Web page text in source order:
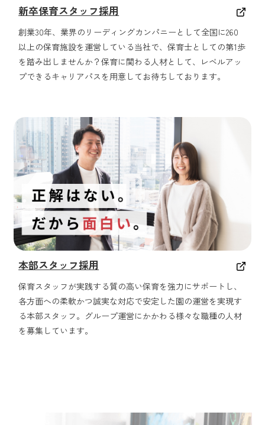
新卒保育スタッフ採用
創業30年、業界のリーディングカンパニーとして全国に260
以上の保育施設を運営している当社で、保育士としての第1歩
を踏み出しませんか？保育に関わる人材として、レベルアッ
プできるキャリアパスを用意してお待ちしております。
本部スタッフ採用
保育スタッフが実践する質の高い保育を強力にサポートし、
各方面への柔軟かつ誠実な対応で安定した園の運営を実現す
る本部スタッフ。グループ運営にかかわる様々な職種の人材
を募集しています。